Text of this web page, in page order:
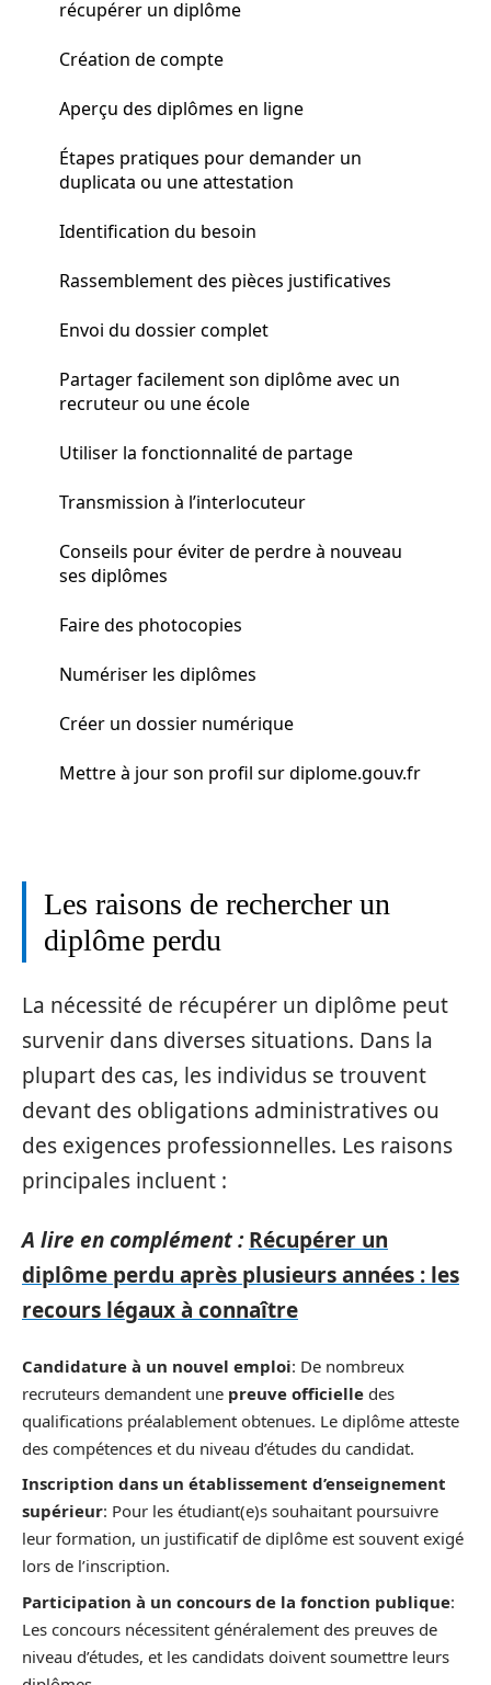
récupérer un diplôme
Création de compte
Aperçu des diplômes en ligne
Étapes pratiques pour demander un
duplicata ou une attestation
Identification du besoin
Rassemblement des pièces justificatives
Envoi du dossier complet
Partager facilement son diplôme avec un
recruteur ou une école
Utiliser la fonctionnalité de partage
Transmission à l’interlocuteur
Conseils pour éviter de perdre à nouveau
ses diplômes
Faire des photocopies
Numériser les diplômes
Créer un dossier numérique
Mettre à jour son profil sur diplome.gouv.fr
Les raisons de rechercher un
diplôme perdu
La nécessité de récupérer un diplôme peut
survenir dans diverses situations. Dans la
plupart des cas, les individus se trouvent
devant des obligations administratives ou
des exigences professionnelles. Les raisons
principales incluent :
A lire en complément : Récupérer un
diplôme perdu après plusieurs années : les
recours légaux à connaître
Candidature à un nouvel emploi: De nombreux
recruteurs demandent une preuve officielle des
qualifications préalablement obtenues. Le diplôme atteste
des compétences et du niveau d’études du candidat.
Inscription dans un établissement d’enseignement
supérieur: Pour les étudiant(e)s souhaitant poursuivre
leur formation, un justificatif de diplôme est souvent exigé
lors de l’inscription.
Participation à un concours de la fonction publique:
Les concours nécessitent généralement des preuves de
niveau d’études, et les candidats doivent soumettre leurs